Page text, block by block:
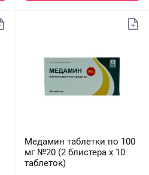
Медамин таблетки по 100
мг №20 (2 блистера х 10
таблеток)